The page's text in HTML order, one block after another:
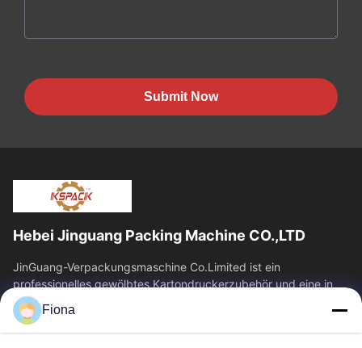
Submit Now
Hebei Jinguang Packing Machine CO.,LTD
JinGuang-Verpackungsmaschine Co.Limited ist ein
professionelles gewölbtes Kartondruckerzubehör und eine in
Verbindung stehende Maschinerie für...
Quicklinks
Fiona